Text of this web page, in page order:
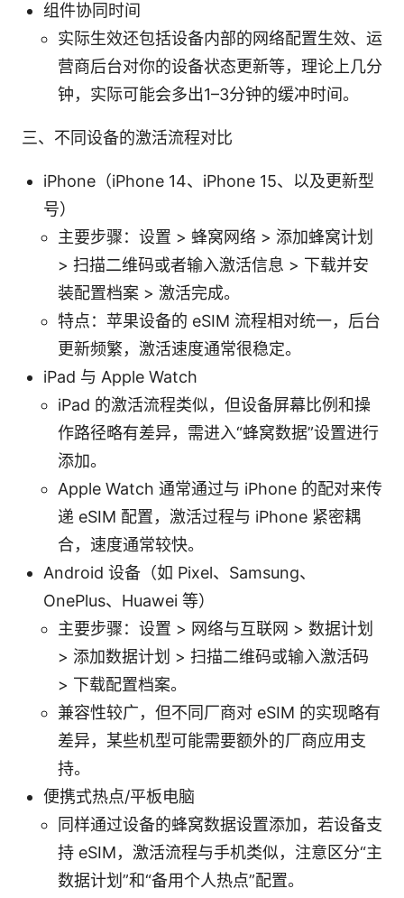
组件协同时间
实际生效还包括设备内部的网络配置生效、运
营商后台对你的设备状态更新等，理论上几分
钟，实际可能会多出1–3分钟的缓冲时间。
三、不同设备的激活流程对比
iPhone（iPhone 14、iPhone 15、以及更新型
号）
主要步骤：设置 > 蜂窝网络 > 添加蜂窝计划
> 扫描二维码或者输入激活信息 > 下载并安
装配置档案 > 激活完成。
特点：苹果设备的 eSIM 流程相对统一，后台
更新频繁，激活速度通常很稳定。
iPad 与 Apple Watch
iPad 的激活流程类似，但设备屏幕比例和操
作路径略有差异，需进入“蜂窝数据”设置进行
添加。
Apple Watch 通常通过与 iPhone 的配对来传
递 eSIM 配置，激活过程与 iPhone 紧密耦
合，速度通常较快。
Android 设备（如 Pixel、Samsung、
OnePlus、Huawei 等）
主要步骤：设置 > 网络与互联网 > 数据计划
> 添加数据计划 > 扫描二维码或输入激活码
> 下载配置档案。
兼容性较广，但不同厂商对 eSIM 的实现略有
差异，某些机型可能需要额外的厂商应用支
持。
便携式热点/平板电脑
同样通过设备的蜂窝数据设置添加，若设备支
持 eSIM，激活流程与手机类似，注意区分“主
数据计划”和“备用个人热点”配置。